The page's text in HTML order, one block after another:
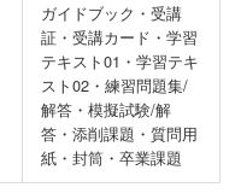
ガイドブック・受講
証・受講カード・学習
テキスト01・学習テキ
スト02・練習問題集/
解答・模擬試験/解
答・添削課題・質問用
紙・封筒・卒業課題